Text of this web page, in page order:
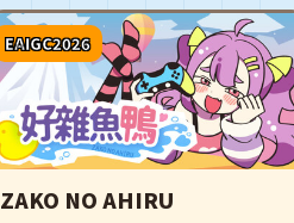
EAIGC2026
ZAKO NO AHIRU